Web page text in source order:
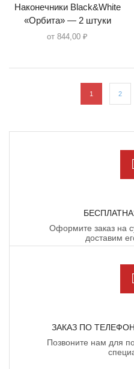
Наконечники Black&White
«Орбита» — 2 штуки
от 844,00 ₽
1 2
Оформите заказ на
доставим
ЗАКАЗ ПО
Позвоните нам для